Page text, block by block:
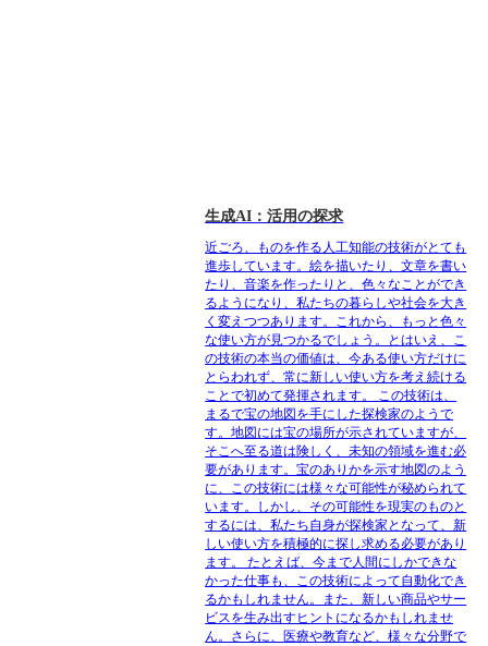
生成AI：活用の探求
近ごろ、ものを作る人工知能の技術がとても
進歩しています。絵を描いたり、文章を書い
たり、音楽を作ったりと、色々なことができ
るようになり、私たちの暮らしや社会を大き
く変えつつあります。これから、もっと色々
な使い方が見つかるでしょう。とはいえ、こ
の技術の本当の価値は、今ある使い方だけに
とらわれず、常に新しい使い方を考え続ける
ことで初めて発揮されます。 この技術は、
まるで宝の地図を手にした探検家のようで
す。地図には宝の場所が示されていますが、
そこへ至る道は険しく、未知の領域を進む必
要があります。宝のありかを示す地図のよう
に、この技術には様々な可能性が秘められて
います。しかし、その可能性を現実のものと
するには、私たち自身が探検家となって、新
しい使い方を積極的に探し求める必要があり
ます。 たとえば、今まで人間にしかできな
かった仕事も、この技術によって自動化でき
るかもしれません。また、新しい商品やサー
ビスを生み出すヒントになるかもしれませ
ん。さらに、医療や教育など、様々な分野で